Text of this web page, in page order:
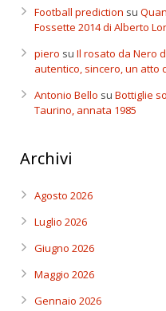
Football prediction su
Fossette 2014 di Alberto
piero su Il rosato da Nero
autentico, sincero, un atto
Antonio Bello su Bottiglie
Taurino, annata 1985
Archivi
Agosto 2026
Luglio 2026
Giugno 2026
Maggio 2026
Gennaio 2026